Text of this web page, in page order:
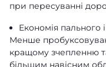
при пересуванні
Економія пального
Менше
кращому зчепленню
більшим навісним